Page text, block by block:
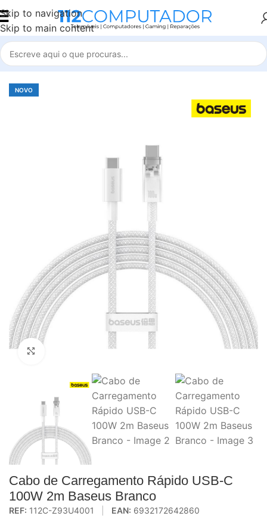
Skip to navigation
Skip to main content
Início Accessories
NOVO
Click to enlarge
Cabo de Carregamento Rápido USB-C
100W 2m Baseus Branco
REF: 112C-Z93U4001 EAN: 6932172642860